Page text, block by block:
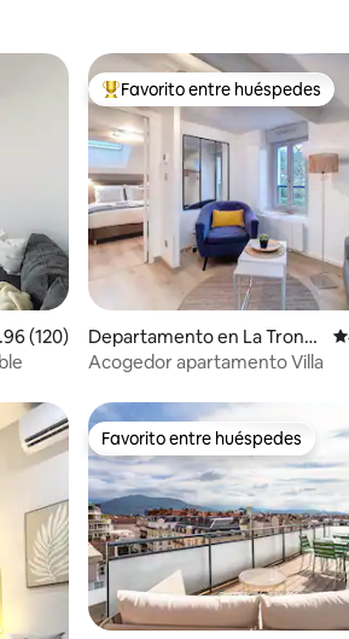
promedio: 4.96 de 5; 120
(120)
De los mejores en Favorito
Favorito entre huéspedes
Departamento en La Tronc
he
Acogedor apartamento Villa
Favorito entre huéspedes
Favorito entre huéspedes